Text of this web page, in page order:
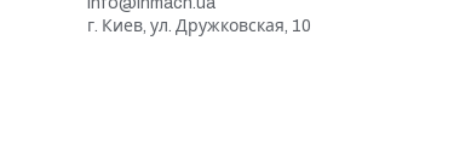
г. Киев, ул. Дружковская, 10